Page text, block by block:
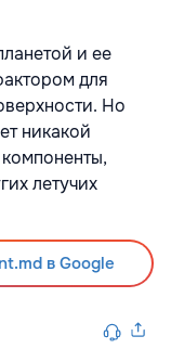
и ее
для
Но
никакой
летучих
в Google